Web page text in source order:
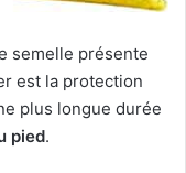
semelle présente
est la protection
plus longue durée
pied.